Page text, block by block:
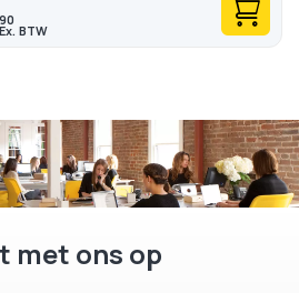
90
met ons op